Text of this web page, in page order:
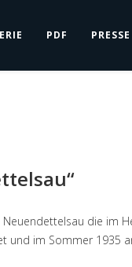
PDF PRESSE
die im
und im Sommer 1935